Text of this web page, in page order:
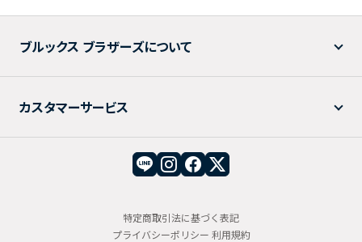
ブルックス ブラザーズについて
カスタマーサービス
特定商取引法に基づく表記
プライバシーポリシー 利用規約